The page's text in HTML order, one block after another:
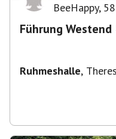
BeeHappy, 58
Führung
Ruhmeshalle,